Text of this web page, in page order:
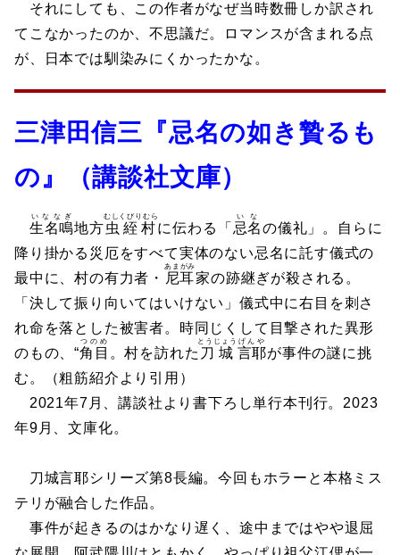
それにしても、この作者がなぜ当時数冊しか訳され
てこなかったのか、不思議だ。ロマンスが含まれる点
が、日本では馴染みにくかったかな。
三津田信三『忌名の如き贄るも
の』（講談社文庫）
生名鳴
いななぎ
地方虫絰村
むしくびりむら
に伝わる「 忌名
いな
の儀礼」。自らに
降り掛かる災厄をすべて実体のない忌名に託す儀式の
最中に、村の有力者・ 尼耳
あまがみ
家の跡継ぎが殺される。
「決して振り向いてはいけない」儀式中に右目を刺さ
れ命を落とした被害者。時同じくして目撃された異形
のもの、“角目
つのめ
。村を訪れた 刀城
とうじょう
言耶
げんや
が事件の謎に挑
む。（粗筋紹介より引用）
2021年7月、講談社より書下ろし単行本刊行。2023
年9月、文庫化。
刀城言耶シリーズ第8長編。今回もホラーと本格ミス
テリが融合した作品。
事件が起きるのはかなり遅く、途中まではやや退屈